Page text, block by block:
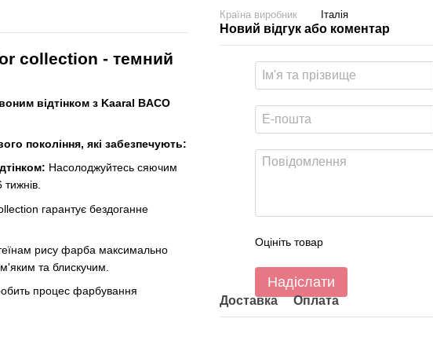
collection - темний
відтінком з Kaaral BACO
покоління, які забезпечують:
Насолоджуйтесь сяючим
гарантує бездоганне
рису фарба максимально
та блискучим.
процес фарбування
Країна виробник
Італія
Новий відгук або коментар
Оцініть товар
Надіслати
Доставка Оплата